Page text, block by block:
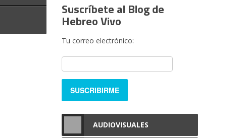
Suscríbete al Blog de
Hebreo Vivo
Tu correo electrónico:
AUDIOVISUALES